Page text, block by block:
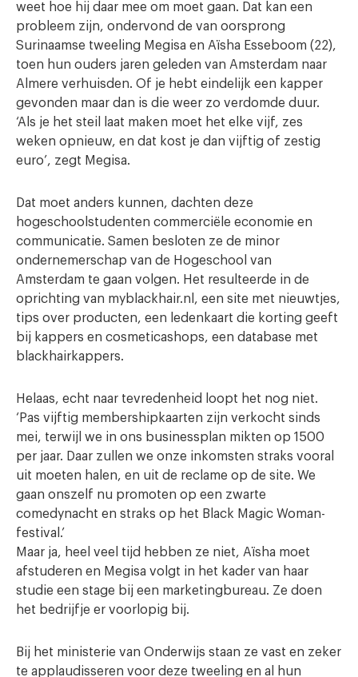
weet hoe hij daar mee om moet gaan. Dat kan een
probleem zijn, ondervond de van oorsprong
Surinaamse tweeling Megisa en Aïsha Esseboom (22),
toen hun ouders jaren geleden van Amsterdam naar
Almere verhuisden. Of je hebt eindelijk een kapper
gevonden maar dan is die weer zo verdomde duur.
‘Als je het steil laat maken moet het elke vijf, zes
weken opnieuw, en dat kost je dan vijftig of zestig
euro’, zegt Megisa.
Dat moet anders kunnen, dachten deze
hogeschoolstudenten commerciële economie en
communicatie. Samen besloten ze de minor
ondernemerschap van de Hogeschool van
Amsterdam te gaan volgen. Het resulteerde in de
oprichting van myblackhair.nl, een site met nieuwtjes,
tips over producten, een ledenkaart die korting geeft
bij kappers en cosmeticashops, een database met
blackhairkappers.
Helaas, echt naar tevredenheid loopt het nog niet.
‘Pas vijftig membershipkaarten zijn verkocht sinds
mei, terwijl we in ons businessplan mikten op 1500
per jaar. Daar zullen we onze inkomsten straks vooral
uit moeten halen, en uit de reclame op de site. We
gaan onszelf nu promoten op een zwarte
comedynacht en straks op het Black Magic Woman-
festival.’
Maar ja, heel veel tijd hebben ze niet, Aïsha moet
afstuderen en Megisa volgt in het kader van haar
studie een stage bij een marketingbureau. Ze doen
het bedrijfje er voorlopig bij.
Bij het ministerie van Onderwijs staan ze vast en zeker
te applaudisseren voor deze tweeling en al hun